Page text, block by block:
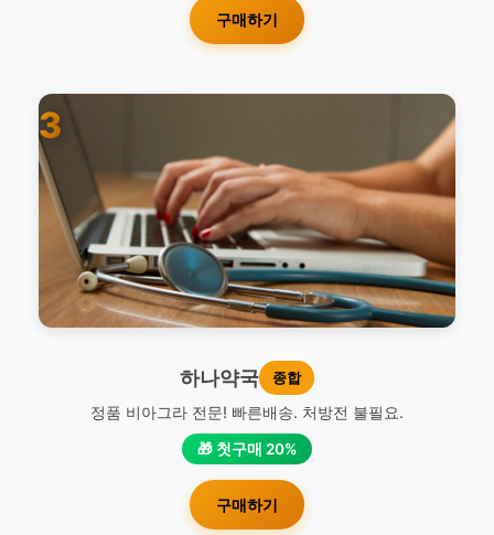
구매하기
3
하나약국 종합
정품 비아그라 전문! 빠른배송. 처방전 불필요.
🎁 첫구매 20%
구매하기